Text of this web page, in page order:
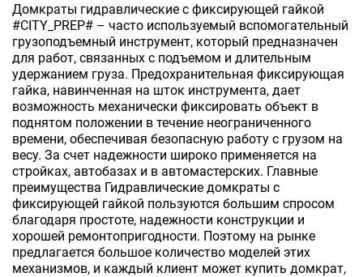
Домкраты гидравлические с фиксирующей гайкой
#CITY_PREP# – часто используемый вспомогательный
грузоподъемный инструмент, который предназначен
для работ, связанных с подъемом и длительным
удержанием груза. Предохранительная фиксирующая
гайка, навинченная на шток инструмента, дает
возможность механически фиксировать объект в
поднятом положении в течение неограниченного
времени, обеспечивая безопасную работу с грузом на
весу. За счет надежности широко применяется на
стройках, автобазах и в автомастерских. Главные
преимущества Гидравлические домкраты с
фиксирующей гайкой пользуются большим спросом
благодаря простоте, надежности конструкции и
хорошей ремонтопригодности. Поэтому на рынке
предлагается большое количество моделей этих
механизмов, и каждый клиент может купить домкрат,